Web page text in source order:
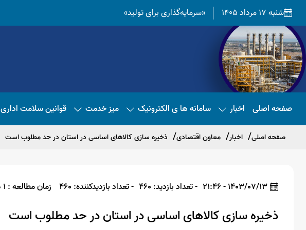
شنبه 17 مرداد 1405 «سرمایه‌گذاری برای تولید»
صفحه اصلی اخبار سامانه ها ی الکترونیک میز خدمت قوانین سلامت اداری
صفحه اصلی اخبار معاون اقتصادی ذخیره سازی کالاهای اساسی در استان در حد مطلوب است
1403/07/13 - 21:46 - تعداد بازدید: 460 - تعداد بازدیدکننده: 460 زمان مطالعه : 1 دقیقه
ذخیره سازی کالاهای اساسی در استان در حد مطلوب است